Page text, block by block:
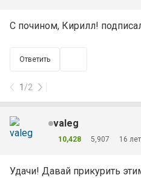
С почином, Кирилл!
Ответить
1 /2
valeg
10,428 5,907 16
Удачи! Давай прикурить